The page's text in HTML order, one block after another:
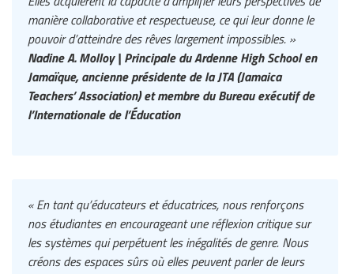
manière collaborative et respectueuse, ce qui leur donne le
pouvoir d’atteindre des rêves largement impossibles. »
Nadine A. Molloy | Principale du Ardenne High School en
Jamaïque, ancienne présidente de la JTA (Jamaica
Teachers’ Association) et membre du Bureau exécutif de
l’Internationale de l’Éducation
« En tant qu’éducateurs et éducatrices, nous renforçons
nos étudiantes en encourageant une réflexion critique sur
les systèmes qui perpétuent les inégalités de genre. Nous
créons des espaces sûrs où elles peuvent parler de leurs